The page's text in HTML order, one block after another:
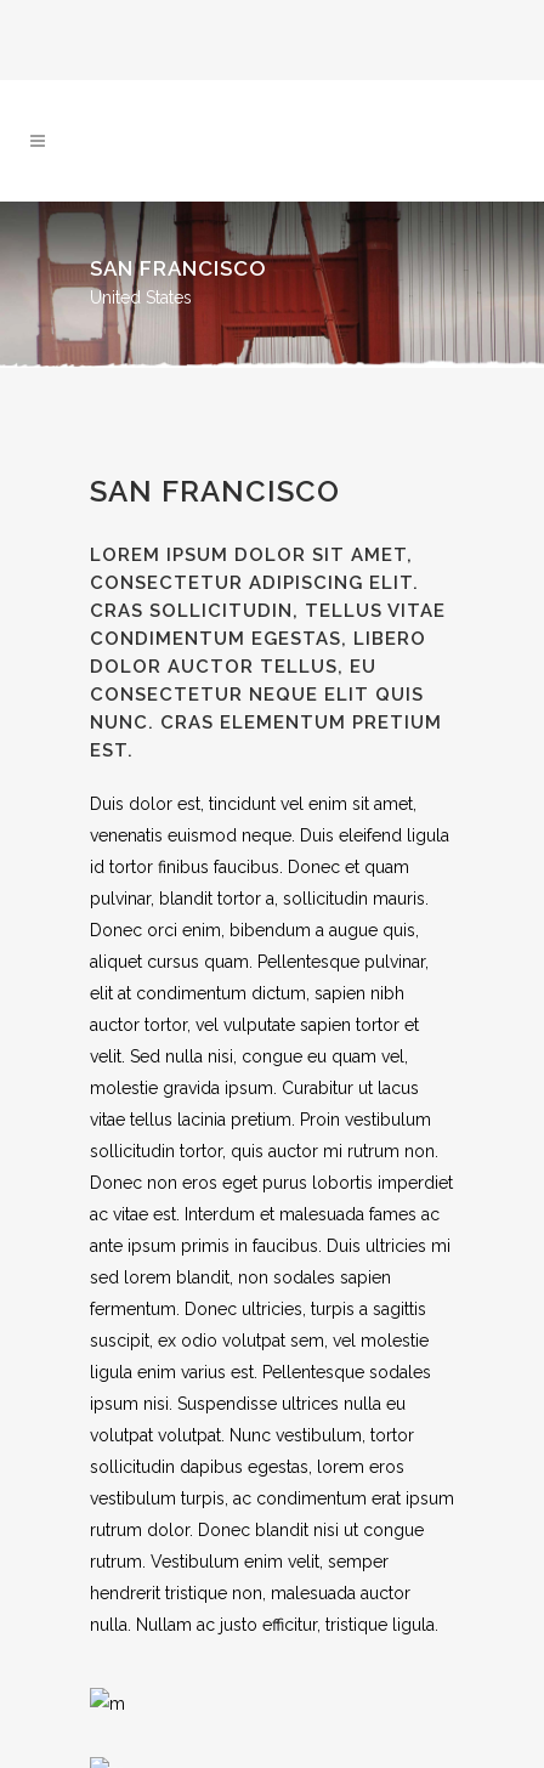
SAN FRANCISCO
United States
SAN FRANCISCO
LOREM IPSUM DOLOR SIT AMET,
CONSECTETUR ADIPISCING ELIT.
CRAS SOLLICITUDIN, TELLUS VITAE
CONDIMENTUM EGESTAS, LIBERO
DOLOR AUCTOR TELLUS, EU
CONSECTETUR NEQUE ELIT QUIS
NUNC. CRAS ELEMENTUM PRETIUM
EST.
Duis dolor est, tincidunt vel enim sit amet,
venenatis euismod neque. Duis eleifend ligula
id tortor finibus faucibus. Donec et quam
pulvinar, blandit tortor a, sollicitudin mauris.
Donec orci enim, bibendum a augue quis,
aliquet cursus quam. Pellentesque pulvinar,
elit at condimentum dictum, sapien nibh
auctor tortor, vel vulputate sapien tortor et
velit. Sed nulla nisi, congue eu quam vel,
molestie gravida ipsum. Curabitur ut lacus
vitae tellus lacinia pretium. Proin vestibulum
sollicitudin tortor, quis auctor mi rutrum non.
Donec non eros eget purus lobortis imperdiet
ac vitae est. Interdum et malesuada fames ac
ante ipsum primis in faucibus. Duis ultricies mi
sed lorem blandit, non sodales sapien
fermentum. Donec ultricies, turpis a sagittis
suscipit, ex odio volutpat sem, vel molestie
ligula enim varius est. Pellentesque sodales
ipsum nisi. Suspendisse ultrices nulla eu
volutpat volutpat. Nunc vestibulum, tortor
sollicitudin dapibus egestas, lorem eros
vestibulum turpis, ac condimentum erat ipsum
rutrum dolor. Donec blandit nisi ut congue
rutrum. Vestibulum enim velit, semper
hendrerit tristique non, malesuada auctor
nulla. Nullam ac justo efficitur, tristique ligula.